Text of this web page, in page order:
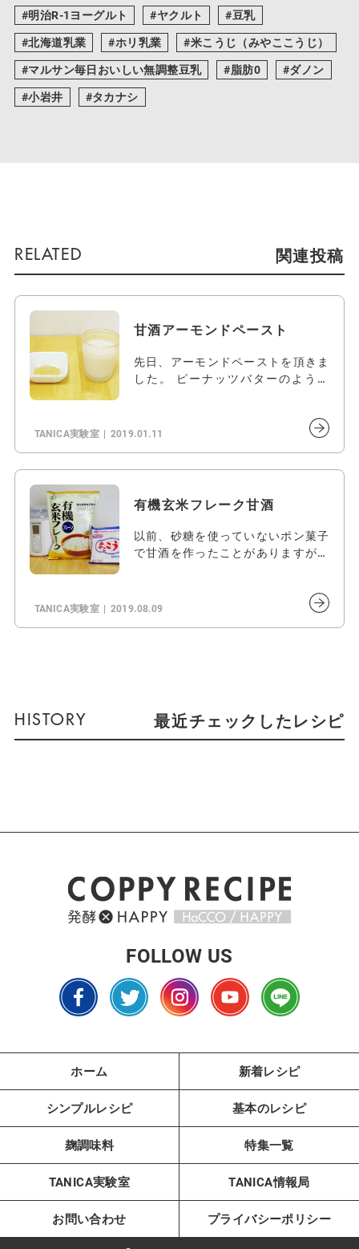
明治R-1ヨーグルト
ヤクルト
豆乳
北海道乳業
ホリ乳業
米こうじ（みやここうじ）
マルサン毎日おいしい無調整豆乳
脂肪0
ダノン
小岩井
タカナシ
関連投稿
甘酒アーモンドペースト
先日、アーモンドペーストを頂きま
した。 ピーナッツバターのように
TANICA実験室 2019.01.11
有機玄米フレーク甘酒
以前、砂糖を使っていないポン菓子
で甘酒を作ったことがありますが、
TANICA実験室 2019.08.09
最近チェックしたレシピ
FOLLOW US
ホーム 新着レシピ
シンプルレシピ 基本のレシピ
麹調味料 特集一覧
TANICA実験室 TANICA情報局
お問い合わせ プライバシーポリシー